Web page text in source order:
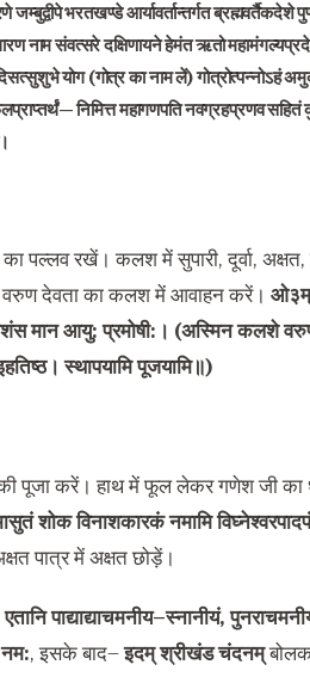
भरतखण्डे आर्यावर्तान्तर्गत ब्रह्मवर्तैकदेशे
नाम संवत्सरे दक्षिणायने हेमंत ऋतो
योग(गोत्र का नाम लें)गोत्रोत्पन्नोऽहं
—निमित्त महागणपति नवग्रहप्रणव सहितं
पल्लव रखें। कलश में सुपारी,दूर्वा, अक्षत,
देवता का कलश में आवाहन करें। ओ३म्
मान आयु:प्रमोषी: । (अस्मिन कलशे वरुणं
स्थापयामि पूजयामि॥)
पूजा करें। हाथ में फूल लेकर गणेश जी का
शोक विनाशकारकं नमामि
पात्र में अक्षत छोड़ें।
एतानि पाद्याद्याचमनीय–स्नानीयं,
:,इसके बाद–इदम् श्रीखंड चंदनम्